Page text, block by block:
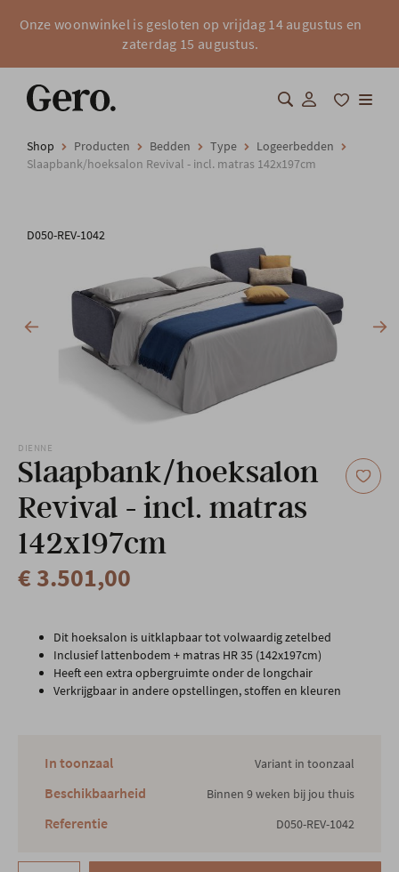
Onze woonwinkel is gesloten op vrijdag 14 augustus en
zaterdag 15 augustus.
Shop
Totaalinrichting
Professionals
Shop Producten Bedden Type
Logeerbedden
Slaapbank/hoeksalon Revival - incl. matras 142x197cm
D050-REV-1042
DIENNE
Slaapbank/hoeksalon
Revival - incl. matras
142x197cm
€ 3.501,00
Dit hoeksalon is uitklapbaar tot volwaardig zetelbed
Inclusief lattenbodem + matras HR 35 (142x197cm)
Heeft een extra opbergruimte onder de longchair
Verkrijgbaar in andere opstellingen, stoffen en kleuren
In toonzaal Variant in toonzaal
Beschikbaarheid Binnen 9 weken bij jou thuis
Referentie D050-REV-1042